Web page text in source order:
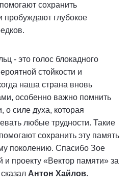
сохранить
пробуждают глубокое
- это голос блокадного
стойкости и
наша страна вновь
особенно важно помнить
о силе духа, которая
любые трудности. Такие
сохранить эту память
поколению. Спасибо Зое
и проекту «Вектор памяти» за
Антон Хайлов.